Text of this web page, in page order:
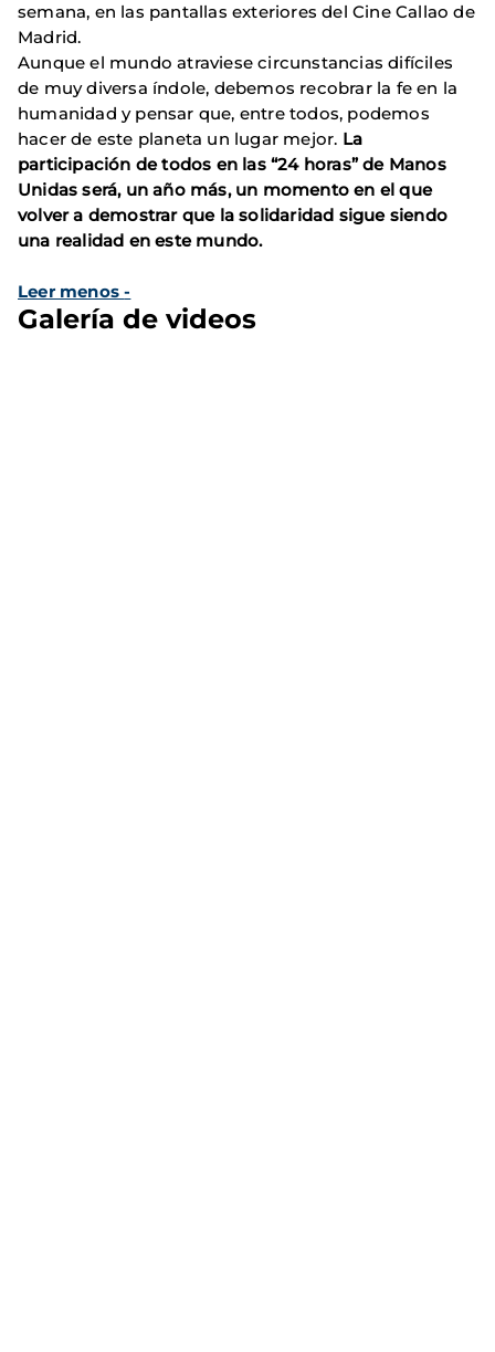
semana, en las pantallas exteriores del Cine Callao de
Madrid.
Aunque el mundo atraviese circunstancias difíciles
de muy diversa índole, debemos recobrar la fe en la
humanidad y pensar que, entre todos, podemos
hacer de este planeta un lugar mejor. La
participación de todos en las “24 horas” de Manos
Unidas será, un año más, un momento en el que
volver a demostrar que la solidaridad sigue siendo
una realidad en este mundo.
Leer menos-
Galería de videos